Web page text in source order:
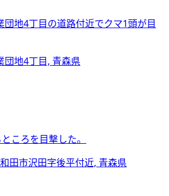
団地4丁目の道路付近でクマ1頭が目
団地4丁目, 青森県
ころを目撃した。
田市沢田字後平付近, 青森県